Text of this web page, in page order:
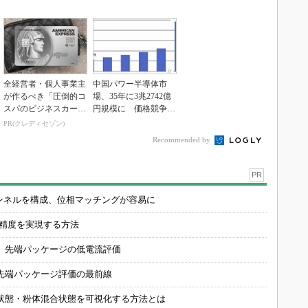
全経営者・個人事業主
が作るべき「圧倒的コ
スパのビジネスカー
ド」
PR(クレディセゾン)
中国パワー半導体市
場、35年に3兆2742億
円規模に 価格競争さ
Recommended by
PR
ルを構成、位相マッチングが容易に
度を実現する方法
端パッケージの低電流評価
パッケージ評価の最前線
・粉体混合状態を可視化する方法とは